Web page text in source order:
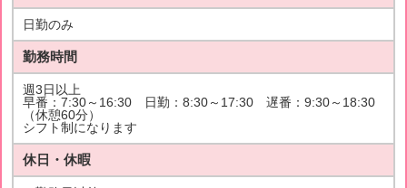
日勤のみ
勤務時間
週3日以上
早番：7:30～16:30 日勤：8:30～17:30 遅番：9:30～18:30
（休憩60分）
シフト制になります
休日・休暇